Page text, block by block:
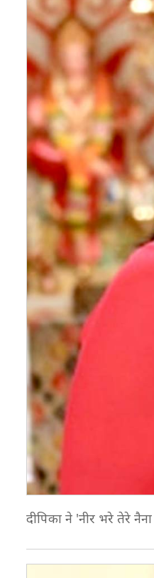
दीपिका ने 'नीर भरे तेरे